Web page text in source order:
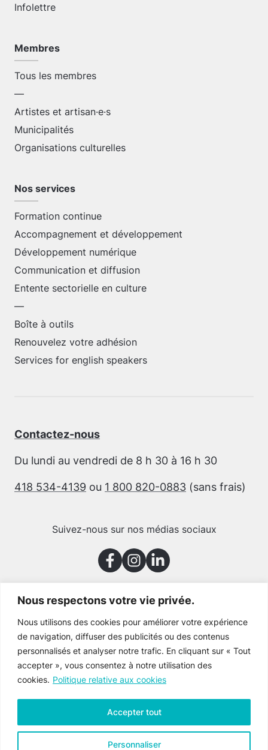
Nous respectons votre vie privée.
Nous utilisons des cookies pour améliorer votre expérience
de navigation, diffuser des publicités ou des contenus
personnalisés et analyser notre trafic. En cliquant sur « Tout
accepter », vous consentez à notre utilisation des
cookies. Politique relative aux cookies
Personnaliser
Accepter tout
Infolettre
Membres
Tous les membres
—
Artistes et artisan·e·s
Municipalités
Organisations culturelles
Nos services
Formation continue
Accompagnement et développement
Développement numérique
Communication et diffusion
Entente sectorielle en culture
—
Boîte à outils
Renouvelez votre adhésion
Services for english speakers
Contactez-nous
Du lundi au vendredi de 8 h 30 à 16 h 30
418 534-4139 ou 1 800 820-0883 (sans frais)
Suivez-nous sur nos médias sociaux
Merci à nos partenaires